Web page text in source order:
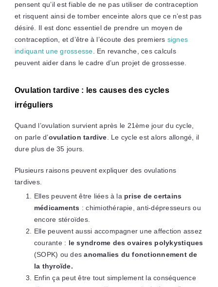
pensent qu’il est fiable de ne pas utiliser de contraception
et risquent ainsi de tomber enceinte alors que ce n’est pas
désiré. Il est donc essentiel de prendre un moyen de
contraception, et d’être à l’écoute des premiers signes
indiquant une grossesse. En revanche, ces calculs
peuvent aider dans le cadre d’un projet de grossesse.
Ovulation tardive : les causes des cycles
irréguliers
Quand l’ovulation survient après le 21ème jour du cycle,
on parle d’ovulation tardive. Le cycle est alors allongé, il
dure plus de 35 jours.
Plusieurs raisons peuvent expliquer des ovulations
tardives.
Elles peuvent être liées à la prise de certains
médicaments : chimiothérapie, anti-dépresseurs ou
encore stéroïdes.
Elle peuvent aussi accompagner une affection assez
courante : le syndrome des ovaires polykystiques
(SOPK) ou desanomalies du fonctionnement de
la thyroïde.
Enfin ça peut être tout simplement la conséquence